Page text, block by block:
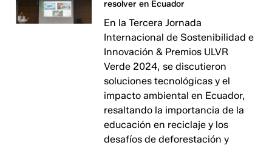
resolver en Ecuador
En la Tercera Jornada
Internacional de Sostenibilidad e
Innovación & Premios ULVR
Verde 2024, se discutieron
soluciones tecnológicas y el
impacto ambiental en Ecuador,
resaltando la importancia de la
educación en reciclaje y los
desafíos de deforestación y